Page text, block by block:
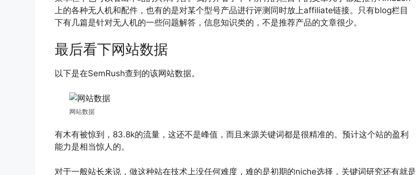
上的各种无人机和配件，也有的是对某个型号产品进行评测同时放上affiliate链接。只有blog栏目
下有几篇是针对无人机的一些问题解答，信息知识类的，不是推荐产品的文章很少。
最后看下网站数据
以下是在SemRush查到的该网站数据。
网站数据
有木有被惊到，83.8k的流量，这还不是峰值，而且来源关键词都是很精准的。预计这个站的盈利
能力是相当惊人的。
对于一般站长来说，做这种站在技术上没任何难度，难的是初期的niche选择，关键词研究还有就是